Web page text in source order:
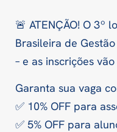
🚨 ATENÇÃO! O 3º
Brasileira de
– e as inscrições
Garanta sua vaga
✅ 10% OFF para
✅ 5% OFF para